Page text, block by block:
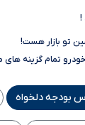
!
تمام گزینه
بودجه دلخواه